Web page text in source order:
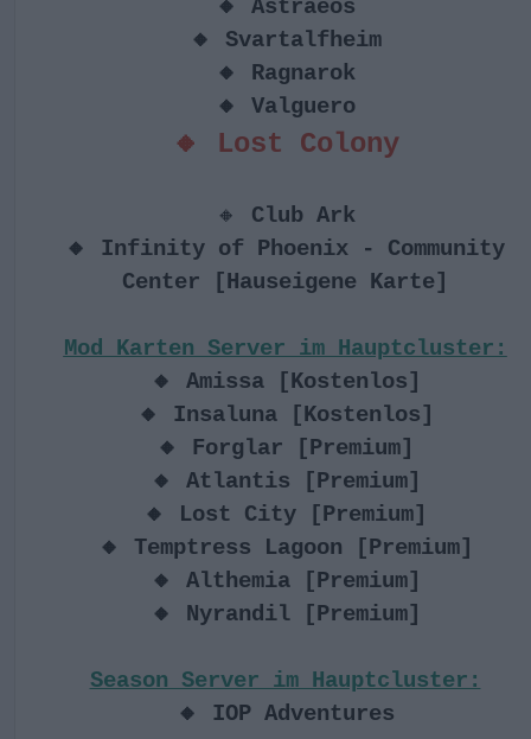
🔸 Astraeos
🔸 Svartalfheim
🔸 Ragnarok
🔸 Valguero
🔸 Lost Colony
🔸
Club Ark
🔸 Infinity of Phoenix - Community
Center [Hauseigene Karte]
Mod Karten Server im Hauptcluster:
🔸 Amissa [Kostenlos]
🔸 Insaluna [Kostenlos]
🔸 Forglar [Premium]
🔸 Atlantis [Premium]
🔸 Lost City [Premium]
🔸 Temptress Lagoon [Premium]
🔸 Althemia [Premium]
🔸 Nyrandil [Premium]
Season Server im Hauptcluster:
🔸 IOP Adventures